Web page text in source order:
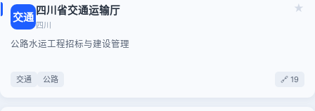
★
交通 四川省交通运输厅
四川
公路水运工程招标与建设管理
交通 公路 🔗 19